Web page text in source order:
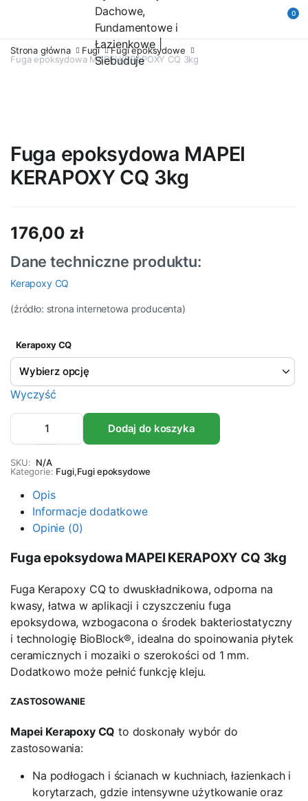
0
Strona główna Fugi
Fugi epoksydowe
Fuga epoksydowa MAPEI KERAPOXY CQ 3kg
Fuga epoksydowa MAPEI
KERAPOXY CQ 3kg
176,00 zł
Dane techniczne produktu:
Kerapoxy CQ
(źródło: strona internetowa producenta)
Kerapoxy CQ
Wyczyść
epoksydowa
MAPEI
KERAPOXY
CQ
ilość
Dodaj do koszyka
SKU: N/A
Kategorie: Fugi,Fugi epoksydowe
Opis
Informacje dodatkowe
Opinie (0)
Fuga epoksydowa MAPEI KERAPOXY CQ 3kg
Fuga Kerapoxy CQ to dwuskładnikowa, odporna na
kwasy, łatwa w aplikacji i czyszczeniu fuga
epoksydowa, wzbogacona o środek bakteriostatyczny
i technologię BioBlock®, idealna do spoinowania płytek
ceramicznych i mozaiki o szerokości od 1 mm.
Dodatkowo może pełnić funkcję kleju.
ZASTOSOWANIE
Mapei Kerapoxy CQ to doskonały wybór do
zastosowania:
Na podłogach i ścianach w kuchniach, łazienkach i
korytarzach, gdzie intensywne użytkowanie oraz